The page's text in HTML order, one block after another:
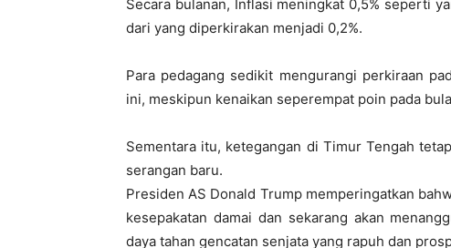
Secara bulanan, Inflasi meningkat 0,5% seperti
dari yang diperkirakan menjadi 0,2%.
Para pedagang sedikit mengurangi perkiraan
ini, meskipun kenaikan seperempat poin pada
Sementara itu, ketegangan di Timur Tengah
serangan baru.
Presiden AS Donald Trump memperingatkan
kesepakatan damai dan sekarang akan
daya tahan gencatan senjata yang rapuh dan